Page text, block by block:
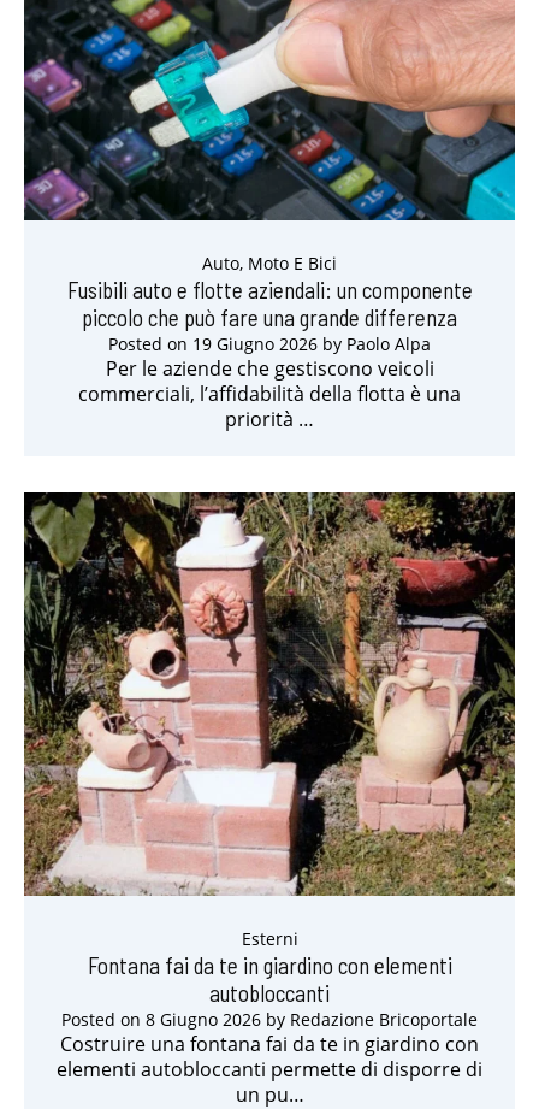
Auto, Moto E Bici
Fusibili auto e flotte aziendali: un componente
piccolo che può fare una grande differenza
Posted on 19 Giugno 2026 by Paolo Alpa
Per le aziende che gestiscono veicoli
commerciali, l’affidabilità della flotta è una
priorità …
Esterni
Fontana fai da te in giardino con elementi
autobloccanti
Posted on 8 Giugno 2026 by Redazione Bricoportale
Costruire una fontana fai da te in giardino con
elementi autobloccanti permette di disporre di
un pu…